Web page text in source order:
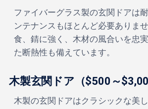
ファイバーグラス製の玄関ドアは
ンテナンスもほとんど必要ありま
食、錆に強く、木材の風合いを忠
た断熱性も備えています。
木製玄関ドア（$500～
木製の玄関ドアはクラシックな美